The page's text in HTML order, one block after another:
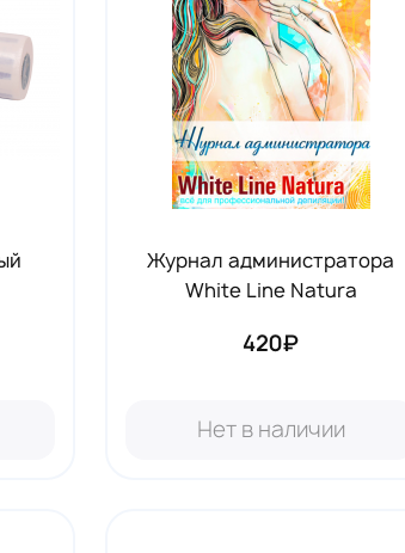
Журнал администратора
White Line Natura
420₽
Нет в наличии